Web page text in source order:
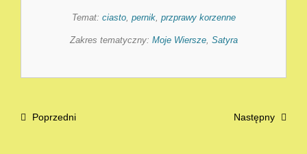
Temat: ciasto, pernik, przprawy korzenne
Zakres tematyczny: Moje Wiersze, Satyra
Następny
Poprzedni